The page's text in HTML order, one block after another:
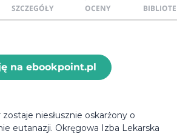
SZCZEGÓŁY
OCENY
na ebookpoint.pl
niesłusznie oskarżony o
eutanazji. Okręgowa Izba Lekarska